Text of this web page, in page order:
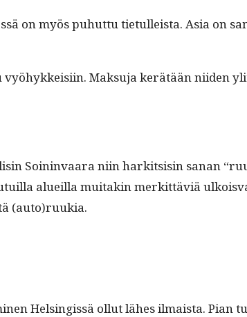
on myös puhut­tu tietulleista. Asia on
Mak­su­ja kerätään niiden
Soin­in­vaara niin hark­it­sisin sanan
alueil­la muitakin merkit­täviä
(auto)ruukia.
Helsingis­sä ollut läh­es ilmaista.